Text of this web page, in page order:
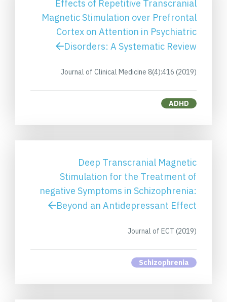
Effects of Repetitive Transcranial
Magnetic Stimulation over Prefrontal
Cortex on Attention in Psychiatric
Disorders: A Systematic Review
Journal of Clinical Medicine 8(4):416 (2019)
ADHD
Deep Transcranial Magnetic
Stimulation for the Treatment of
negative Symptoms in Schizophrenia:
Beyond an Antidepressant Effect
Journal of ECT (2019)
Schizophrenia